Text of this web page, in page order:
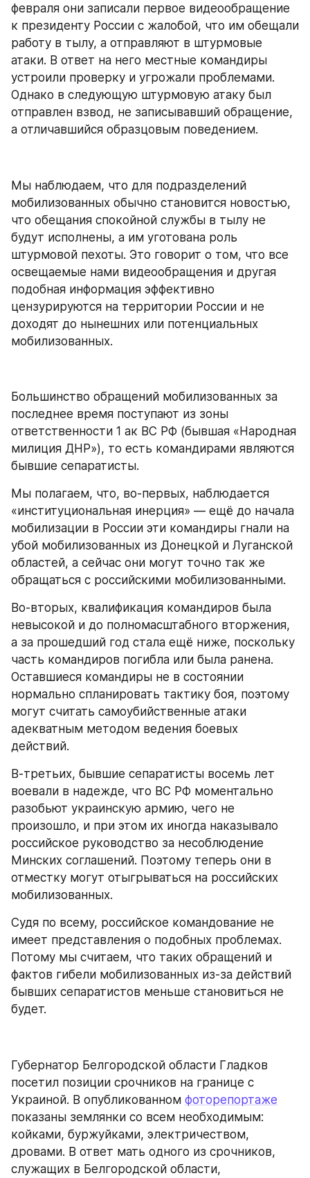
февраля они записали первое видеообращение
к президенту России с жалобой, что им обещали
работу в тылу, а отправляют в штурмовые
атаки. В ответ на него местные командиры
устроили проверку и угрожали проблемами.
Однако в следующую штурмовую атаку был
отправлен взвод, не записывавший обращение,
а отличавшийся образцовым поведением.
Мы наблюдаем, что для подразделений
мобилизованных обычно становится новостью,
что обещания спокойной службы в тылу не
будут исполнены, а им уготована роль
штурмовой пехоты. Это говорит о том, что все
освещаемые нами видеообращения и другая
подобная информация эффективно
цензурируются на территории России и не
доходят до нынешних или потенциальных
мобилизованных.
Большинство обращений мобилизованных за
последнее время поступают из зоны
ответственности 1 ак ВС РФ (бывшая «Народная
милиция ДНР»), то есть командирами являются
бывшие сепаратисты.
Мы полагаем, что, во-первых, наблюдается
«институциональная инерция» — ещё до начала
мобилизации в России эти командиры гнали на
убой мобилизованных из Донецкой и Луганской
областей, а сейчас они могут точно так же
обращаться с российскими мобилизованными.
Во-вторых, квалификация командиров была
невысокой и до полномасштабного вторжения,
а за прошедший год стала ещё ниже, поскольку
часть командиров погибла или была ранена.
Оставшиеся командиры не в состоянии
нормально спланировать тактику боя, поэтому
могут считать самоубийственные атаки
адекватным методом ведения боевых
действий.
В-третьих, бывшие сепаратисты восемь лет
воевали в надежде, что ВС РФ моментально
разобьют украинскую армию, чего не
произошло, и при этом их иногда наказывало
российское руководство за несоблюдение
Минских соглашений. Поэтому теперь они в
отместку могут отыгрываться на российских
мобилизованных.
Судя по всему, российское командование не
имеет представления о подобных проблемах.
Потому мы считаем, что таких обращений и
фактов гибели мобилизованных из-за действий
бывших сепаратистов меньше становиться не
будет.
Губернатор Белгородской области Гладков
посетил позиции срочников на границе с
Украиной. В опубликованном фоторепортаже
показаны землянки со всем необходимым:
койками, буржуйками, электричеством,
дровами. В ответ мать одного из срочников,
служащих в Белгородской области,